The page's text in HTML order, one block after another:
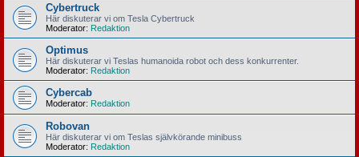
Cybertruck
Här diskuterar vi om Tesla Cybertruck
Moderator: Redaktion
Optimus
Här diskuterar vi Teslas humanoida robot och dess konkurrenter.
Moderator: Redaktion
Cybercab
Moderator: Redaktion
Robovan
Här diskuterar vi om Teslas självkörande minibuss
Moderator: Redaktion